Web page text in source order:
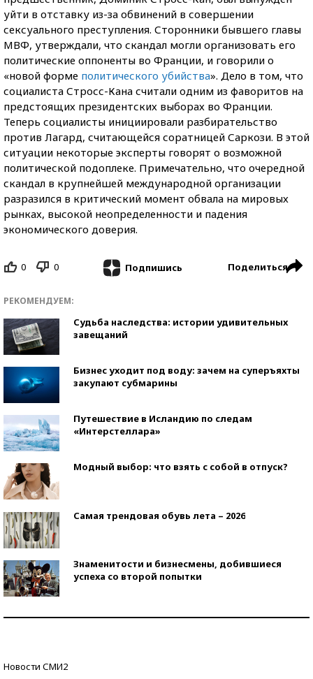
уйти в отставку из-за обвинений в совершении
сексуального преступления. Сторонники бывшего главы
МВФ, утверждали, что скандал могли организовать его
политические оппоненты во Франции, и говорили о
«новой форме политического убийства». Дело в том, что
социалиста Стросс-Кана считали одним из фаворитов на
предстоящих президентских выборах во Франции.
Теперь социалисты инициировали разбирательство
против Лагард, считающейся соратницей Саркози. В этой
ситуации некоторые эксперты говорят о возможной
политической подоплеке. Примечательно, что очередной
скандал в крупнейшей международной организации
разразился в критический момент обвала на мировых
рынках, высокой неопределенности и падения
экономического доверия.
0 0 Подпишись Поделиться
РЕКОМЕНДУЕМ:
Судьба наследства: истории удивительных
завещаний
Бизнес уходит под воду: зачем на суперъяхты
закупают субмарины
Путешествие в Исландию по следам
«Интерстеллара»
Модный выбор: что взять с собой в отпуск?
Самая трендовая обувь лета – 2026
Знаменитости и бизнесмены, добившиеся
успеха со второй попытки
Новости СМИ2